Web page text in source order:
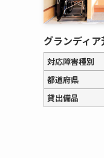
グランディア
対応障害種別
都道府県
貸出備品